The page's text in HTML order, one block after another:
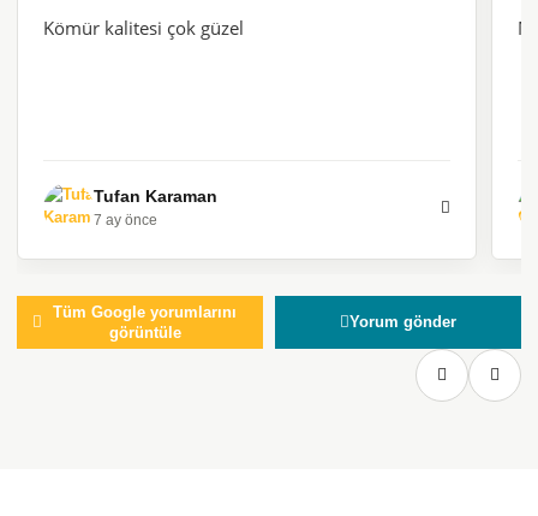
Kömür kalitesi çok güzel
Tufan Karaman
7 ay önce
Tüm Google yorumlarını
görüntüle
Yorum gönder